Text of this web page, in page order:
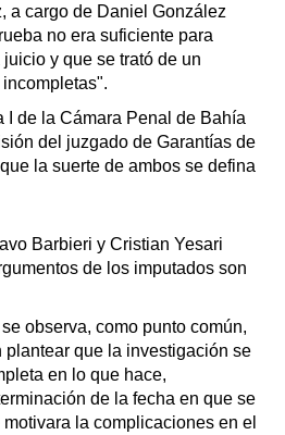
a cargo de Daniel González
no era suficiente para
y que se trató de un
I de la Cámara Penal de Bahía
del juzgado de Garantías de
la suerte de ambos se defina
Barbieri y Cristian Yesari
de los imputados son
observa, como punto común,
plantear que la investigación se
en lo que hace,
de la fecha en que se
la complicaciones en el